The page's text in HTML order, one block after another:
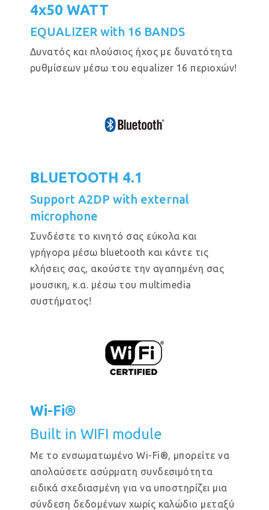
4x50 WATT
EQUALIZER with 16 BANDS
Δυνατός και πλούσιος ήχος με δυνατότητα
ρυθμίσεων μέσω του equalizer 16 περιοχών!
BLUETOOTH 4.1
Support A2DP with external
microphone
Συνδέστε το κινητό σας εύκολα και
γρήγορα μέσω bluetooth και κάντε τις
κλήσεις σας, ακούστε την αγαπημένη σας
μουσικη, κ.α. μέσω του multimedia
συστήματος!
Wi-Fi®
Built in WIFI module
Με το ενσωματωμένο Wi-Fi®, μπορείτε να
απολαύσετε ασύρματη συνδεσιμότητα
ειδικά σχεδιασμένη για να υποστηρίζει μια
σύνδεση δεδομένων χωρίς καλώδιο μεταξύ